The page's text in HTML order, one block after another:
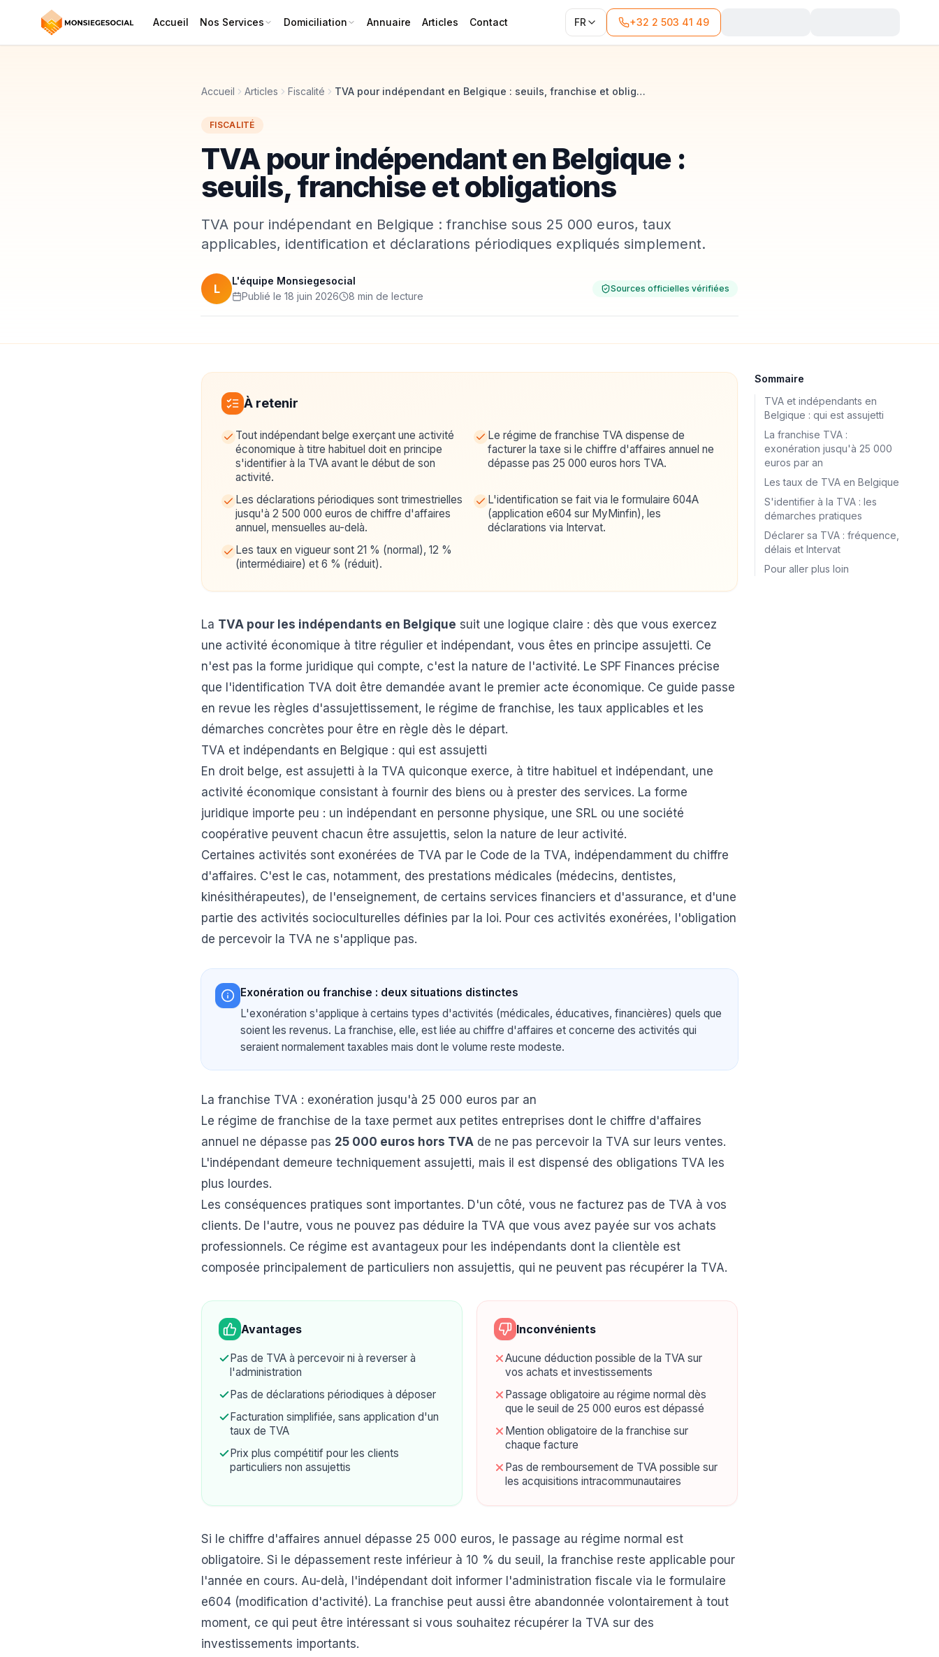
Accueil Nos Services Domiciliation Annuaire Articles Contact FR +32 2 503 41 49
Accueil Articles Fiscalité TVA pour indépendant en Belgique : seuils, franchise et obligations
FISCALITÉ
TVA pour indépendant en Belgique :
seuils, franchise et obligations
TVA pour indépendant en Belgique : franchise sous 25 000 euros, taux
applicables, identification et déclarations périodiques expliqués simplement.
L
L'équipe Monsiegesocial
Publié le 18 juin 2026
8 min de lecture
Sources officielles vérifiées
À retenir
Tout indépendant belge exerçant une activité
économique à titre habituel doit en principe
s'identifier à la TVA avant le début de son
activité.
Le régime de franchise TVA dispense de
facturer la taxe si le chiffre d'affaires annuel ne
dépasse pas 25 000 euros hors TVA.
Les déclarations périodiques sont trimestrielles
jusqu'à 2 500 000 euros de chiffre d'affaires
annuel, mensuelles au-delà.
L'identification se fait via le formulaire 604A
(application e604 sur MyMinfin), les
déclarations via Intervat.
Les taux en vigueur sont 21 % (normal), 12 %
(intermédiaire) et 6 % (réduit).
La TVA pour les indépendants en Belgique suit une logique claire : dès que vous exercez
une activité économique à titre régulier et indépendant, vous êtes en principe assujetti. Ce
n'est pas la forme juridique qui compte, c'est la nature de l'activité. Le SPF Finances précise
que l'identification TVA doit être demandée avant le premier acte économique. Ce guide passe
en revue les règles d'assujettissement, le régime de franchise, les taux applicables et les
démarches concrètes pour être en règle dès le départ.
TVA et indépendants en Belgique : qui est assujetti
En droit belge, est assujetti à la TVA quiconque exerce, à titre habituel et indépendant, une
activité économique consistant à fournir des biens ou à prester des services. La forme
juridique importe peu : un indépendant en personne physique, une SRL ou une société
coopérative peuvent chacun être assujettis, selon la nature de leur activité.
Certaines activités sont exonérées de TVA par le Code de la TVA, indépendamment du chiffre
d'affaires. C'est le cas, notamment, des prestations médicales (médecins, dentistes,
kinésithérapeutes), de l'enseignement, de certains services financiers et d'assurance, et d'une
partie des activités socioculturelles définies par la loi. Pour ces activités exonérées, l'obligation
de percevoir la TVA ne s'applique pas.
Exonération ou franchise : deux situations distinctes
L'exonération s'applique à certains types d'activités (médicales, éducatives, financières) quels que
soient les revenus. La franchise, elle, est liée au chiffre d'affaires et concerne des activités qui
seraient normalement taxables mais dont le volume reste modeste.
La franchise TVA : exonération jusqu'à 25 000 euros par an
Le régime de franchise de la taxe permet aux petites entreprises dont le chiffre d'affaires
annuel ne dépasse pas 25 000 euros hors TVA de ne pas percevoir la TVA sur leurs ventes.
L'indépendant demeure techniquement assujetti, mais il est dispensé des obligations TVA les
plus lourdes.
Les conséquences pratiques sont importantes. D'un côté, vous ne facturez pas de TVA à vos
clients. De l'autre, vous ne pouvez pas déduire la TVA que vous avez payée sur vos achats
professionnels. Ce régime est avantageux pour les indépendants dont la clientèle est
composée principalement de particuliers non assujettis, qui ne peuvent pas récupérer la TVA.
Avantages
Pas de TVA à percevoir ni à reverser à
l'administration
Pas de déclarations périodiques à déposer
Facturation simplifiée, sans application d'un
taux de TVA
Prix plus compétitif pour les clients
particuliers non assujettis
Inconvénients
Aucune déduction possible de la TVA sur
vos achats et investissements
Passage obligatoire au régime normal dès
que le seuil de 25 000 euros est dépassé
Mention obligatoire de la franchise sur
chaque facture
Pas de remboursement de TVA possible sur
les acquisitions intracommunautaires
Si le chiffre d'affaires annuel dépasse 25 000 euros, le passage au régime normal est
obligatoire. Si le dépassement reste inférieur à 10 % du seuil, la franchise reste applicable pour
l'année en cours. Au-delà, l'indépendant doit informer l'administration fiscale via le formulaire
e604 (modification d'activité). La franchise peut aussi être abandonnée volontairement à tout
moment, ce qui peut être intéressant si vous souhaitez récupérer la TVA sur des
investissements importants.
Sommaire
TVA et indépendants en
Belgique : qui est assujetti
La franchise TVA :
exonération jusqu'à 25 000
euros par an
Les taux de TVA en Belgique
S'identifier à la TVA : les
démarches pratiques
Déclarer sa TVA : fréquence,
délais et Intervat
Pour aller plus loin